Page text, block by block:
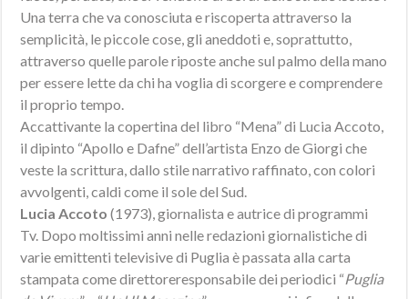
Una terra che va conosciuta e riscoperta attraverso la
semplicità, le piccole cose, gli aneddoti e, soprattutto,
attraverso quelle parole riposte anche sul palmo della mano
per essere lette da chi ha voglia di scorgere e comprendere
il proprio tempo.
Accattivante la copertina del libro “Mena” di Lucia Accoto,
il dipinto “Apollo e Dafne” dell’artista Enzo de Giorgi che
veste la scrittura, dallo stile narrativo raffinato, con colori
avvolgenti, caldi come il sole del Sud.
Lucia Accoto (1973), giornalista e autrice di programmi
Tv. Dopo moltissimi anni nelle redazioni giornalistiche di
varie emittenti televisive di Puglia è passata alla carta
stampata come direttoreresponsabile dei periodici “Puglia